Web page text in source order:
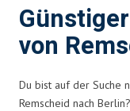
von
Du bist auf der Suche
Remscheid nach